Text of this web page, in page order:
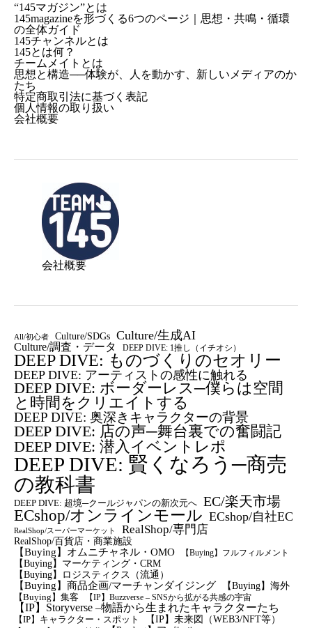
“145マガジン”とは
145magazineを形づくる6つのページ｜思想・共鳴・循環
の全体ガイド
145チャンネルとは
145とは何？
チームメイトとは
思想と構造──体験が、人を動かす、新しいメディアのか
たち
特定商取引法に基づく表記
個人情報の取り扱い
会社概要
会社概要
All/初心者 Culture/SDGs Culture/生成AI
Culture/調査・データ DEEP DIVE: 1推し（イチオシ）
DEEP DIVE: ものづくりのセオリー
DEEP DIVE: アーティストの感性に触れる
DEEP DIVE: ボーダーレス─僕らは空間
と時間をクリエイトする
DEEP DIVE: 奥深きキャラクターの背景
DEEP DIVE: 店の声─舞台裏での奮闘記
DEEP DIVE: 潜入イベントレポ
DEEP DIVE: 賢くなろう─商売
の教科書
DEEP DIVE: 超境─クールジャパンの新次元へ EC/楽天市場
ECshop/オンラインモール ECshop/自社EC
RealShop/スーパーマーケット RealShop/専門店
RealShop/百貨店・商業施設
【Buying】オムニチャネル・OMO
【Buying】フルフィルメント
【Buying】マーケティング・CRM
【buying】ロジスティクス（流通）
【Buying】商品企画/マーチャンダイジング 【Buying】海外
【Buying】集客 【IP】Buzzverse – SNSから拡がる共感の宇宙
【IP】Storyverse –物語から生まれたキャラクターたち
【IP】キャラクター・スポット 【IP】未来図（WEB3/NFT等）